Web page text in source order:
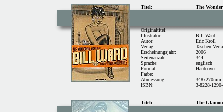
Titel: The
Originaltitel:
Illustrator:
Autor:
Verlag:
Bill Ward
Eric Kroll
Taschen
Erscheinungsjahr:
Seitenanzahl:
Sprache:
Format:
Farbe:
Abmessung:
ISBN:
2006
344
englisch
Hardcover
348x270mm
3-8228-
Titel: The